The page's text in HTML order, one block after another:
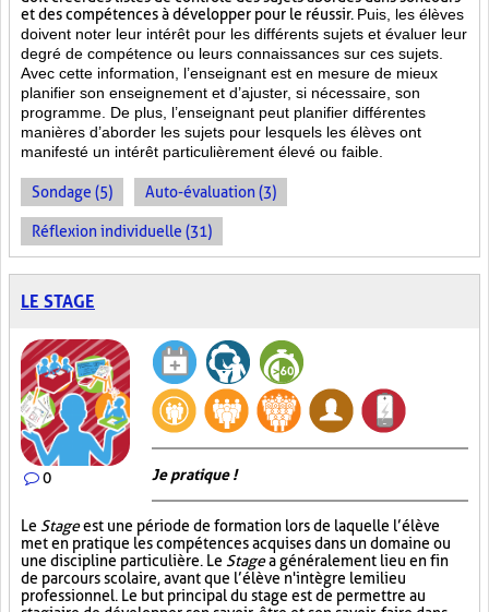
et des compétences à développer pour le réussir. Puis, les élèves
doivent noter leur intérêt pour les différents sujets et évaluer leur
degré de compétence ou leurs connaissances sur ces sujets.
Avec cette information, l’enseignant est en mesure de mieux
planifier son enseignement et d’ajuster, si nécessaire, son
programme. De plus, l’enseignant peut planifier différentes
manières d’aborder les sujets pour lesquels les élèves ont
manifesté un intérêt particulièrement élevé ou faible.
Sondage (5) Auto-évaluation (3)
Réflexion individuelle (31)
LE STAGE
0 Je pratique !
Le Stageest une période de formation lors de laquelle l’élève
met en pratique les compétences acquises dans un domaine ou
une discipline particulière. Le Stagea généralement lieu en fin
de parcours scolaire, avant que l’élève n'intègre le milieu
professionnel. Le but principal du stage est de permettre au